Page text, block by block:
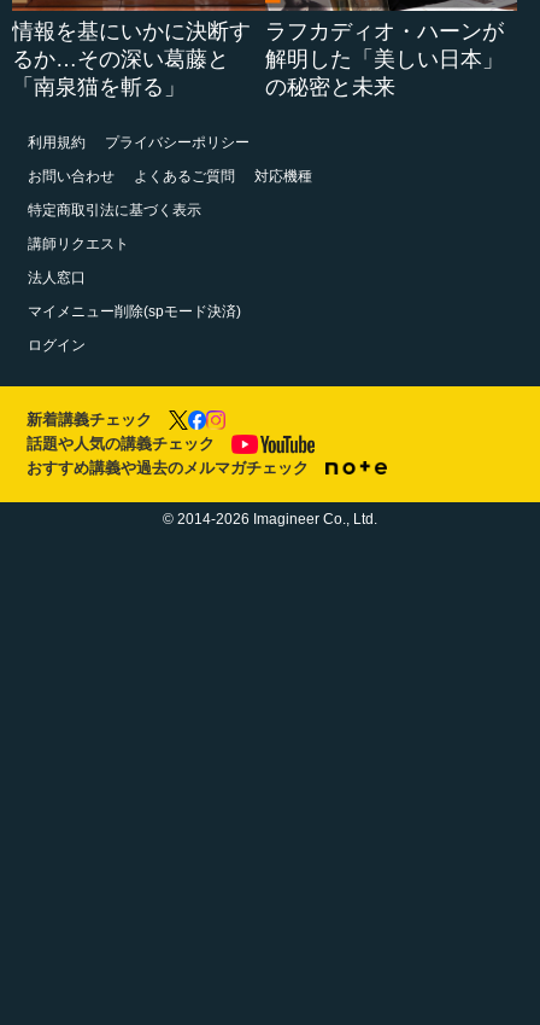
情報を基にいかに決断す
るか…その深い葛藤と
「南泉猫を斬る」
ラフカディオ・ハーンが
解明した「美しい日本」
の秘密と未来
利用規約
プライバシーポリシー
お問い合わせ
よくあるご質問
対応機種
特定商取引法に基づく表示
講師リクエスト
法人窓口
マイメニュー削除(spモード決済)
ログイン
新着講義チェック
話題や人気の講義チェック
おすすめ講義や過去のメルマガチェック
© 2014-2026 Imagineer Co., Ltd.